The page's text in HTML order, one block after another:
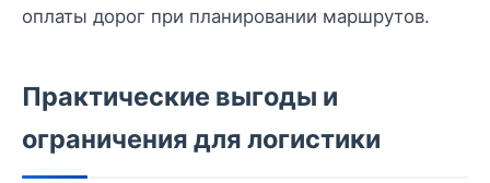
оплаты дорог при планировании маршрутов.
Практические выгоды и
ограничения для логистики